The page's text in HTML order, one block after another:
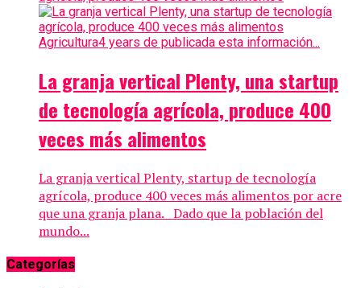
Agricultura4 years de publicada esta información...
La granja vertical Plenty, una startup
de tecnología agrícola, produce 400
veces más alimentos
La granja vertical Plenty, startup de tecnología
agrícola, produce 400 veces más alimentos por acre
que una granja plana. Dado que la población del
mundo...
Categorías